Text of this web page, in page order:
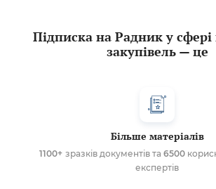
Підписка на Радник у сфері
закупівель — це
Більше матеріалів
1100+ зразків документів та 6500
експертів